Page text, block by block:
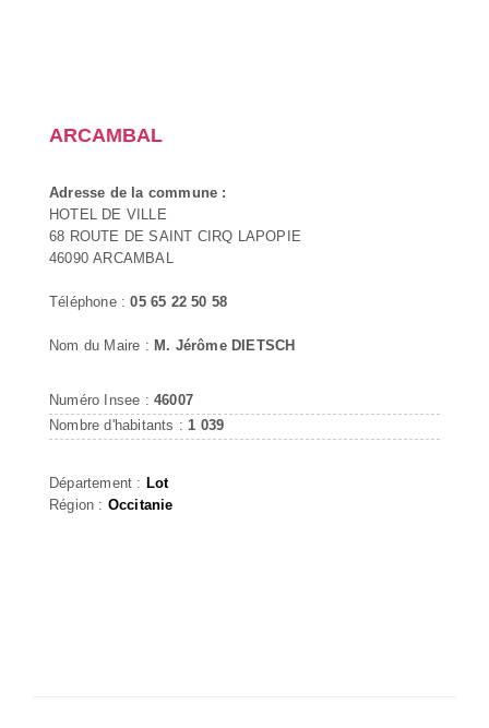
ARCAMBAL
Adresse de la commune :
HOTEL DE VILLE
68 ROUTE DE SAINT CIRQ LAPOPIE
46090 ARCAMBAL
Téléphone :05 65 22 50 58
Nom du Maire : M. Jérôme DIETSCH
Numéro Insee : 46007
Nombre d'habitants : 1 039
Département : Lot
Région : Occitanie